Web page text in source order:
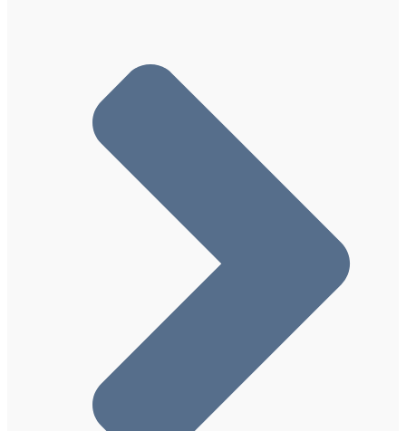
DataDownload）结构化数据
论坛 (DiscussionForumPosting) 结构化数据
知识问答（Quiz、Question 和 Answer）结构
雇主总体评分 (EmployerAggregateRating) 结
构化数据
估算工资 (Occupation) 结构化数据
活动 (Event) 结构化数据
事实核查 (ClaimReview) 结构化数据
常见问题解答FAQ（FAQPage、Question、
Answer）结构化数据
居家活动 (VirtualLocation) 结构化数据
Google 图片中的图片元数据
职位搜索的招聘信息 (JobPosting) 结构化数据
学习视频（LearningResource、VideoObject、